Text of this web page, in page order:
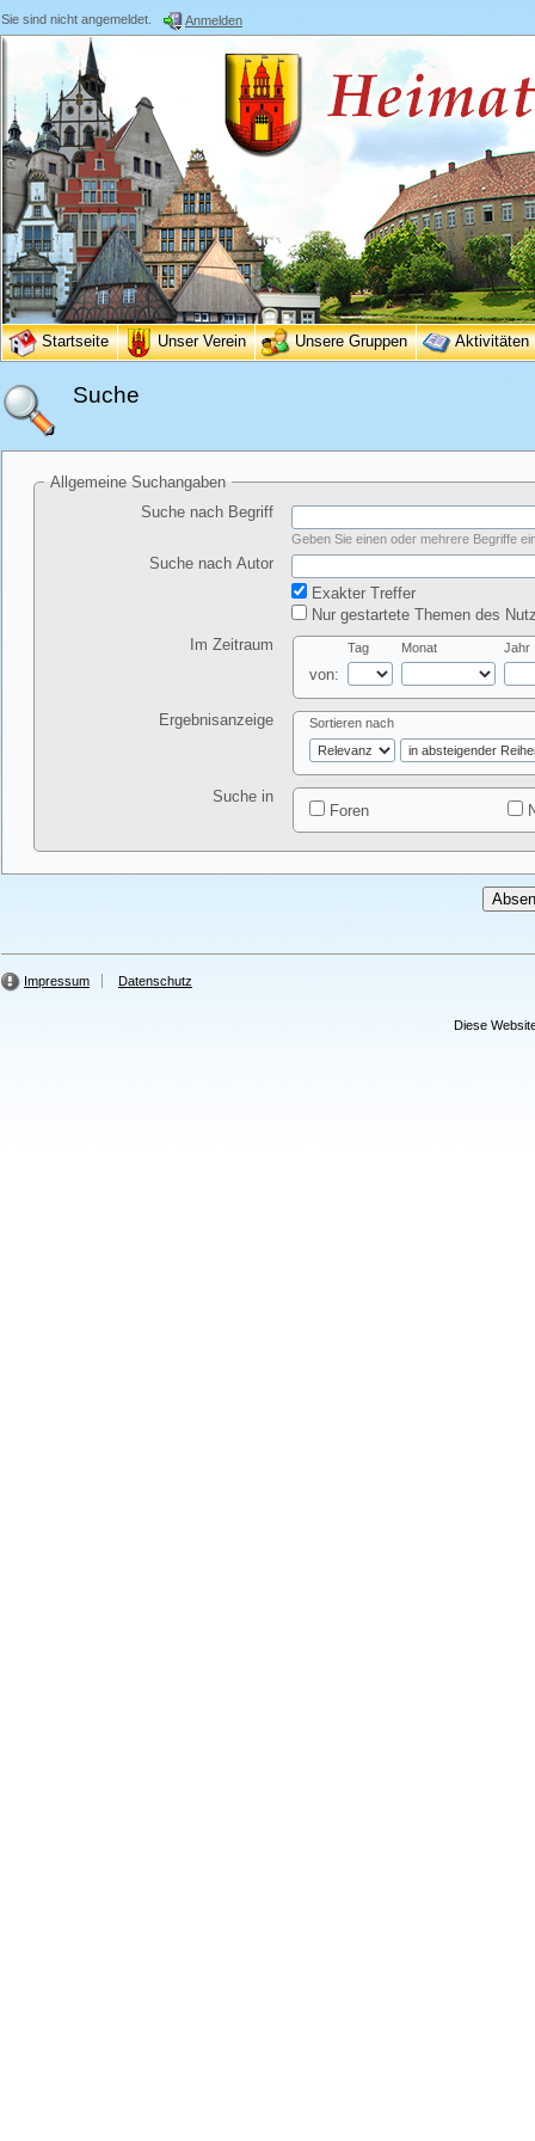
Sie sind nicht angemeldet. Anmelden
Startseite Unser Verein Unsere Gruppen Aktivitäten
Suche
Allgemeine Suchangaben
Suche nach Begriff
Geben Sie einen oder mehrere Begriffe
Suche nach Autor
Exakter Treffer
Nur gestartete Themen des
Im Zeitraum
von:
Tag Monat Jahr
Ergebnisanzeige Sortieren nach
Suche in
Foren
Impressum Datenschutz
Diese